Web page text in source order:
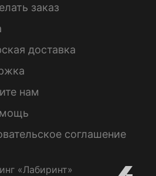
заказ
доставка
нам
соглашение
«Лабиринт»